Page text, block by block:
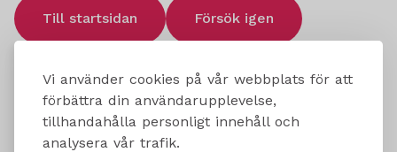
Vi använder cookies på vår webbplats för att
förbättra din användarupplevelse,
tillhandahålla personligt innehåll och
analysera vår trafik.
Till startsidan Försök igen